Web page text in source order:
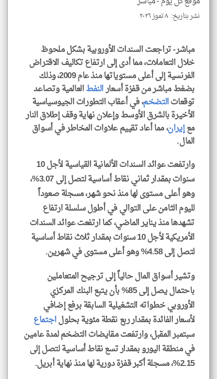
نشر بتاريخ: ٨ تموز ٢٠٢٦
مباشر- تراجعت السندات الأوروبية بشكل ملحوظ
خلال التعاملات، مما أدى إلى ارتفاع تكاليف الاقتراض
الفرنسية إلى أعلى مستوياتها منذ عام 2009، وذلك
بضغط مباشر من قفزة أسعارالنفطالعالمية وتصاعد
توقعاتالتضخم، في أعقاب التطورات الجيوسياسية
الأخيرة بالشرق الأوسط وإعلان نهاية وقف إطلاق النار
معإيران، مما أعاد تقييم علاوات المخاطر في أسواق
المال.
وارتفعت عوائد السندات الألمانية القياسية لأجل 10
سنوات بمقدار ثماني نقاط أساسية لتصل إلى 3.07%،
وهو أعلى مستوى لها منذ نحو شهر، مسجلة صعوداً
لليوم الثامن على التوالي في أطول سلسلة ارتفاع
تشهدها منذ يناير الماضي، كما ارتفعت عوائد السندات
الأمريكية لأجل 10 سنوات بمقدار ثلاث نقاط أساسية
لتصل إلى 4.58% وهو أعلى مستوى في شهرين.
وتشير أسواق المال حالياً إلى ترجيح المتعاملين
باحتمال يصل إلى 85% بأن يتبع البنك المركزي
الأوروبي خطواته التشغيلية السابقة برفع إضافي
لأسعار الفائدة بمقدار ربع نقطة مئوية بحلولاجتماع
سبتمبر المقبل، وارتفعت مقايضات التضخم لمدة عامين
في منطقة اليورو بمقدار تسع نقاط أساسية لتصل إلى
2.15%، مسجلة أكبر قفزة دورية لها منذ نهاية أبريل.
klyoum.com